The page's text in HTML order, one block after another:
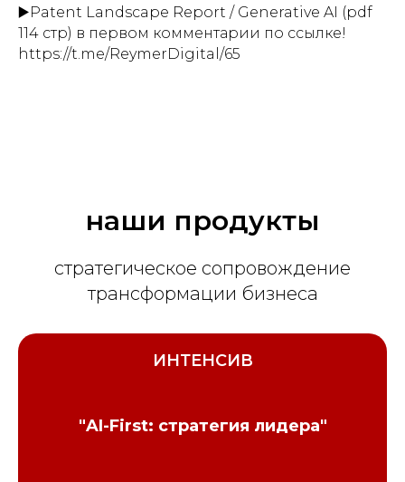
▶️Patent Landscape Report / Generative AI (pdf
114 стр) в первом комментарии по ссылке!
https://t.me/ReymerDigital/65
наши продукты
стратегическое сопровождение
трансформации бизнеса
ИНТЕНСИВ
"AI-First: стратегия лидера"